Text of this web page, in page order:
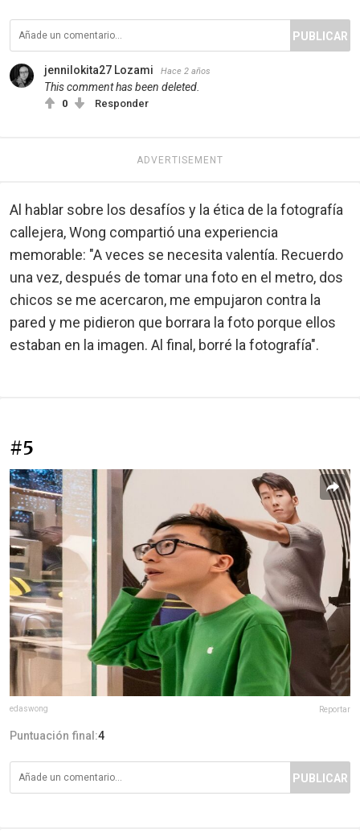
PUBLICAR
jennilokita27 Lozami Hace 2 años
This comment has been deleted.
0 Responder
ADVERTISEMENT
Al hablar sobre los desafíos y la ética de la fotografía
callejera, Wong compartió una experiencia
memorable: "A veces se necesita valentía. Recuerdo
una vez, después de tomar una foto en el metro, dos
chicos se me acercaron, me empujaron contra la
pared y me pidieron que borrara la foto porque ellos
estaban en la imagen. Al final, borré la fotografía".
#5
edaswong Reportar
Puntuación final:4
PUBLICAR